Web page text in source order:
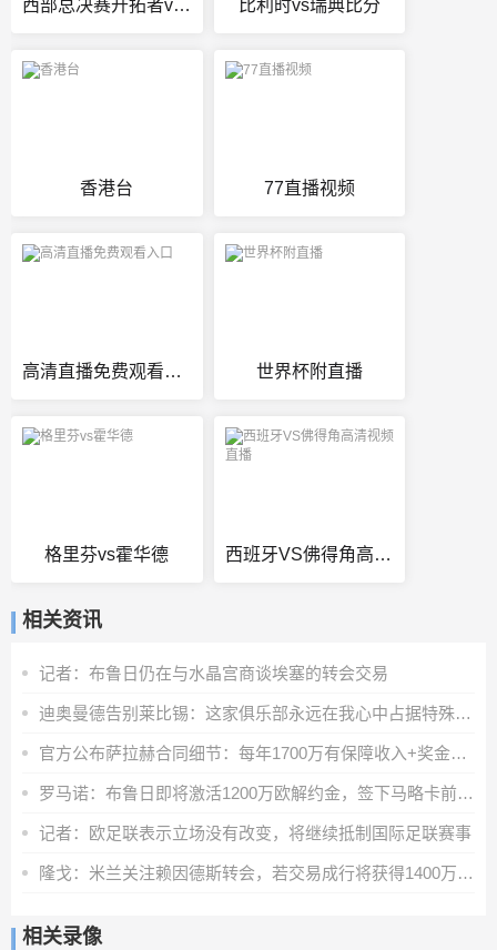
西部总决赛开拓者vs勇士 比利时vs瑞典比分
香港台 77直播视频
高清直播免费观看入口 世界杯附直播
格里芬vs霍华德 西班牙VS佛得角高清视频直播
相关资讯
记者：布鲁日仍在与水晶宫商谈埃塞的转会交易
迪奥曼德告别莱比锡：这家俱乐部永远在我心中占据特殊位置
官方公布萨拉赫合同细节：每年1700万有保障收入+奖金+20%肖像权
罗马诺：布鲁日即将激活1200万欧解约金，签下马略卡前锋比尔希利
记者：欧足联表示立场没有改变，将继续抵制国际足联赛事
隆戈：米兰关注赖因德斯转会，若交易成行将获得1400万欧奖金
相关录像